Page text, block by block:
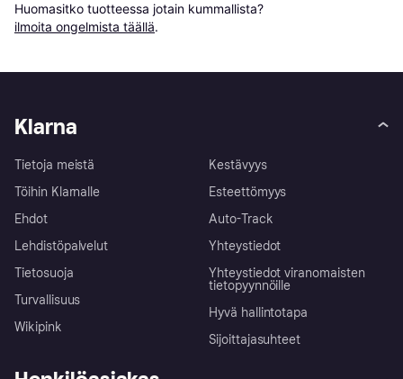
Huomasitko tuotteessa jotain kummallista?
ilmoita ongelmista täällä.
Klarna
Tietoja meistä
Töihin Klarnalle
Ehdot
Lehdistöpalvelut
Tietosuoja
Turvallisuus
Wikipink
Kestävyys
Esteettömyys
Auto-Track
Yhteystiedot
Yhteystiedot viranomaisten
tietopyynnöille
Hyvä hallintotapa
Sijoittajasuhteet